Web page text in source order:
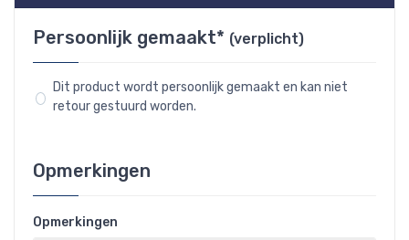
Persoonlijk gemaakt* (verplicht)
Dit product wordt persoonlijk gemaakt en kan niet
retour gestuurd worden.
Opmerkingen
Opmerkingen